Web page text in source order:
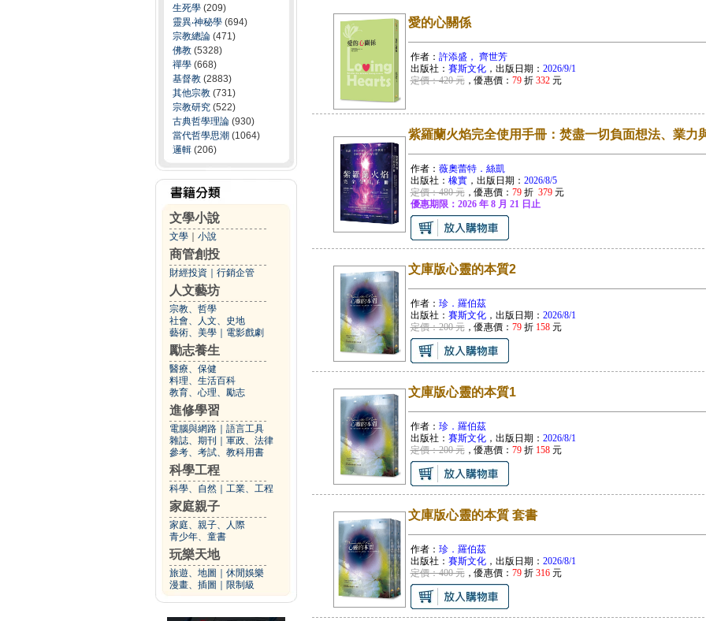
生死學 (209)
靈異‧神秘學 (694)
宗教總論 (471)
佛教 (5328)
禪學 (668)
基督教 (2883)
其他宗教 (731)
宗教研究 (522)
古典哲學理論 (930)
當代哲學思潮 (1064)
邏輯 (206)
文學小說
文學 小說
商管創投
財經投資 行銷企管
人文藝坊
宗教、哲學
社會、人文、史地
藝術、美學
電影戲劇
勵志養生
醫療、保健
料理、生活百科
教育、心理、勵志
進修學習
電腦與網路
語言工具
雜誌、期刊
軍政、法律
參考、考試、教科用書
科學工程
科學、自然 工業、工程
家庭親子
家庭、親子、人際
青少年、童書
玩樂天地
旅遊、地圖
休閒娛樂
漫畫、插圖
限制級
愛的心關係
作者： 許添盛， 齊世芳
出版社： 賽斯文化，出版日期： 2026/9/1
定價：420 元，優惠價： 79折 332元
紫羅蘭火焰完全使用手冊：焚盡一切負面想法、業力
作者： 薇奧蕾特．絲凱
出版社： 橡實，出版日期： 2026/8/5
定價：480 元，優惠價： 79折 379元
優惠期限：2026 年 8 月 21 日止
文庫版心靈的本質2
作者： 珍．羅伯茲
出版社： 賽斯文化，出版日期： 2026/8/1
定價：200 元，優惠價： 79折 158元
文庫版心靈的本質1
作者： 珍．羅伯茲
出版社： 賽斯文化，出版日期： 2026/8/1
定價：200 元，優惠價： 79折 158元
文庫版心靈的本質 套書
作者： 珍．羅伯茲
出版社： 賽斯文化，出版日期： 2026/8/1
定價：400 元，優惠價： 79折 316元